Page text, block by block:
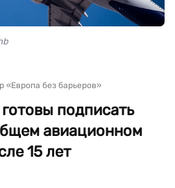
«Европа без барьеров»
подписать
авиационном
15 лет